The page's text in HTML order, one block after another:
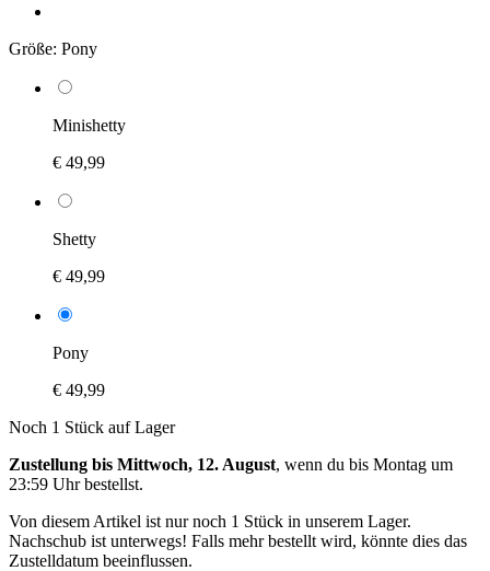
Größe: Pony
Minishetty
€ 49,99
Shetty
€ 49,99
Pony
€ 49,99
Noch 1 Stück auf Lager
Zustellung bis Mittwoch, 12. August, wenn du bis Montag um
23:59 Uhrbestellst.
Von diesem Artikel ist nur noch 1 Stück in unserem Lager.
Nachschub ist unterwegs! Falls mehr bestellt wird, könnte dies das
Zustelldatum beeinflussen.